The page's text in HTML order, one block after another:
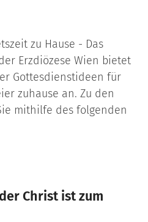
zu Hause - Das
Erzdiözese Wien bietet
Gottesdienstideen für
zuhause an. Zu den
mithilfe des folgenden
Christ ist zum